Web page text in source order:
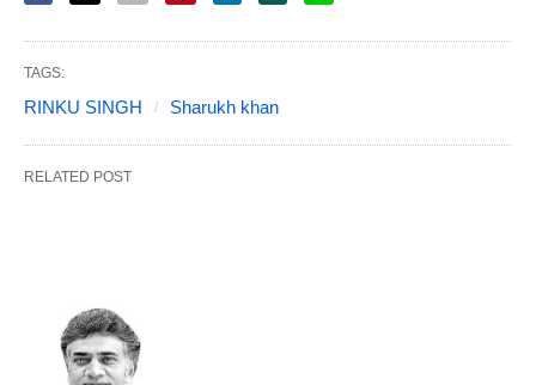
TAGS:
RINKU SINGH Sharukh khan
RELATED POST